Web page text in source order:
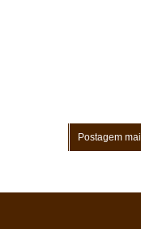
Postagem